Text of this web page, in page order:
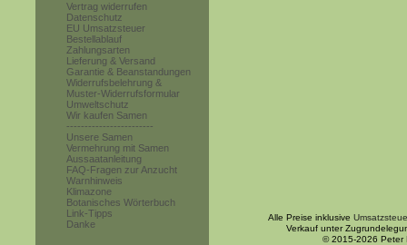
Vertrag widerrufen
Datenschutz
EU Umsatzsteuer
Bestellablauf
Zahlungsarten
Lieferung & Versand
Garantie & Beanstandungen
Widerrufsbelehrung &
Muster-Widerrufsformular
Umweltschutz
Wir kaufen Samen
------------------------
Unsere Samen
Vermehrung mit Samen
Aussaatanleitung
FAQ-Fragen zur Anzucht
Warnhinweis
Klimazone
Botanisches Wörterbuch
Link-Tipps
Danke
Alle Preise inklusive
Verkauf unter
© 2015-2026 Peter